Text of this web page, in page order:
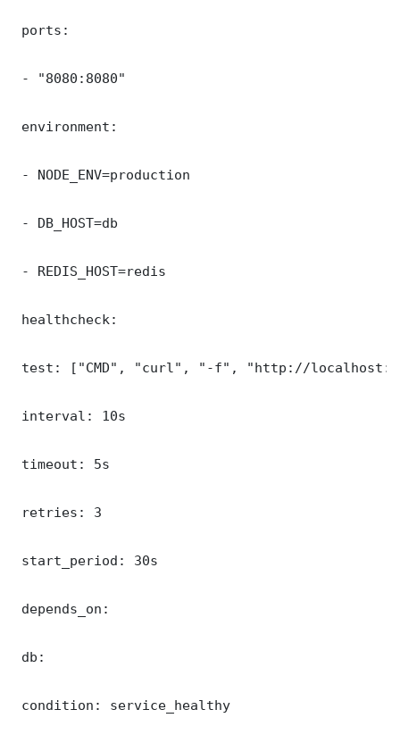
ports:
- "8080:8080"
environment:
- NODE_ENV=production
- DB_HOST=db
- REDIS_HOST=redis
healthcheck:
test: ["CMD", "curl", "-f", "http://
interval: 10s
timeout: 5s
retries: 3
start_period: 30s
depends_on:
db:
condition: service_healthy